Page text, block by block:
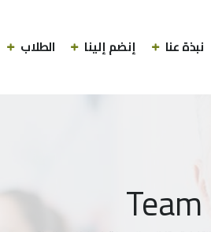
نبذة عنا إنضم إلينا الطلاب